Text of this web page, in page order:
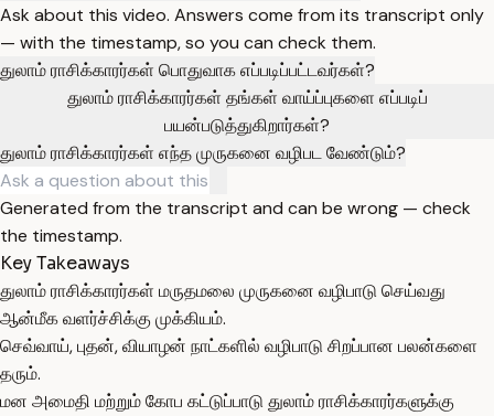
Ask about this video. Answers come from its transcript only
— with the timestamp, so you can check them.
துலாம் ராசிக்காரர்கள் பொதுவாக எப்படிப்பட்டவர்கள்?
துலாம் ராசிக்காரர்கள் தங்கள் வாய்ப்புகளை எப்படிப்
பயன்படுத்துகிறார்கள்?
துலாம் ராசிக்காரர்கள் எந்த முருகனை வழிபட வேண்டும்?
Generated from the transcript and can be wrong — check
the timestamp.
Key Takeaways
துலாம் ராசிக்காரர்கள் மருதமலை முருகனை வழிபாடு செய்வது
ஆன்மீக வளர்ச்சிக்கு முக்கியம்.
செவ்வாய், புதன், வியாழன் நாட்களில் வழிபாடு சிறப்பான பலன்களை
தரும்.
மன அமைதி மற்றும் கோப கட்டுப்பாடு துலாம் ராசிக்காரர்களுக்கு